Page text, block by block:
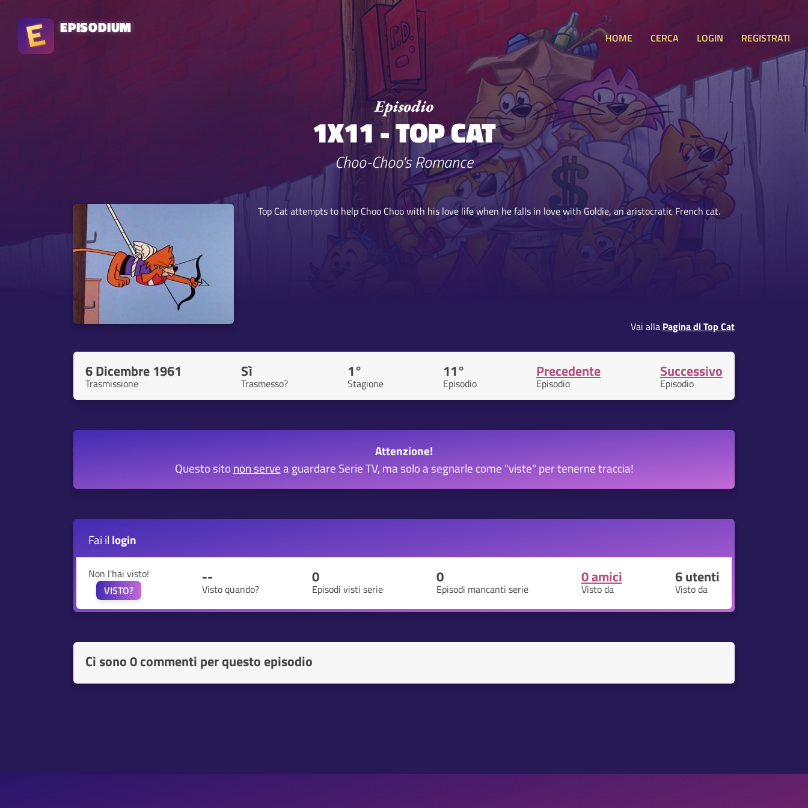
EPISODIUM
HOME CERCA LOGIN REGISTRATI
1X11 - TOP CAT
Choo-Choo's Romance
Top Cat attempts to help Choo Choo with his love life when he falls in love with Goldie, an aristocratic French cat.
Vai alla Pagina di Top Cat
6 Dicembre 1961
Trasmissione
Sì
Trasmesso?
1°
Stagione
11°
Episodio
Precedente
Episodio
Successivo
Episodio
Attenzione!
Questo sito non servea guardare Serie TV, ma solo a segnarle come "viste" per tenerne traccia!
Fai il login
Non l'hai visto!
VISTO?
--
Visto quando?
0
Episodi visti serie
0
Episodi mancanti serie
0 amici
Visto da
6utenti
Visto da
Ci sono0 commenti per questo episodio